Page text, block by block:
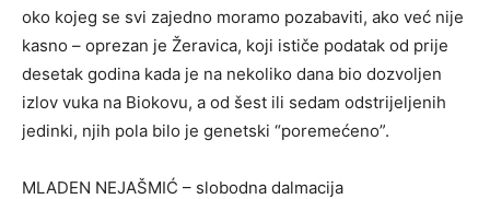
oko kojeg se svi zajedno moramo pozabaviti, ako već nije
kasno – oprezan je Žeravica, koji ističe podatak od prije
desetak godina kada je na nekoliko dana bio dozvoljen
izlov vuka na Biokovu, a od šest ili sedam odstrijeljenih
jedinki, njih pola bilo je genetski “poremećeno”.
MLADEN NEJAŠMIĆ – slobodna dalmacija